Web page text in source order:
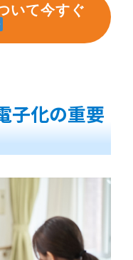
いて今すぐ
子化の重要